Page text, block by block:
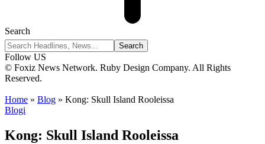
Search
Follow US
© Foxiz News Network. Ruby Design Company. All Rights
Reserved.
Home » Blog » Kong: Skull Island Rooleissa
Blogi
Kong: Skull Island Rooleissa